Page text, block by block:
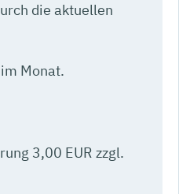
die aktuellen
Monat.
3,00 EUR zzgl.